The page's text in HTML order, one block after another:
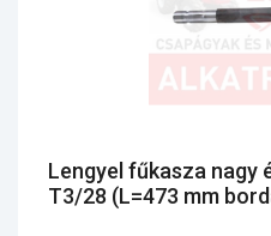
Lengyel fűkasza nagy
T3/28 (L=473 mm